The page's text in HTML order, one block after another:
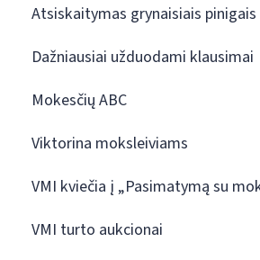
Atsiskaitymas grynaisiais pinigais
Dažniausiai užduodami klausimai
Mokesčių ABC
Viktorina moksleiviams
VMI kviečia į „Pasimatymą su
VMI turto aukcionai